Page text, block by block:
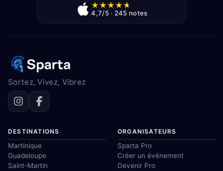
★★★★★
4,7/5 · 245 notes
Sortez, Vivez, Vibrez
DESTINATIONS
Martinique
Guadeloupe
Saint-Martin
ORGANISATEURS
Sparta Pro
Créer un événement
Devenir Pro